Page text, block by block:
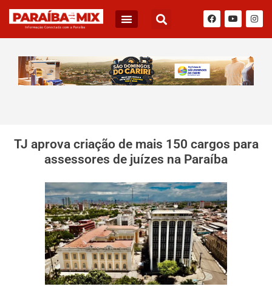
TJ aprova criação de mais 150 cargos para
assessores de juízes na Paraíba